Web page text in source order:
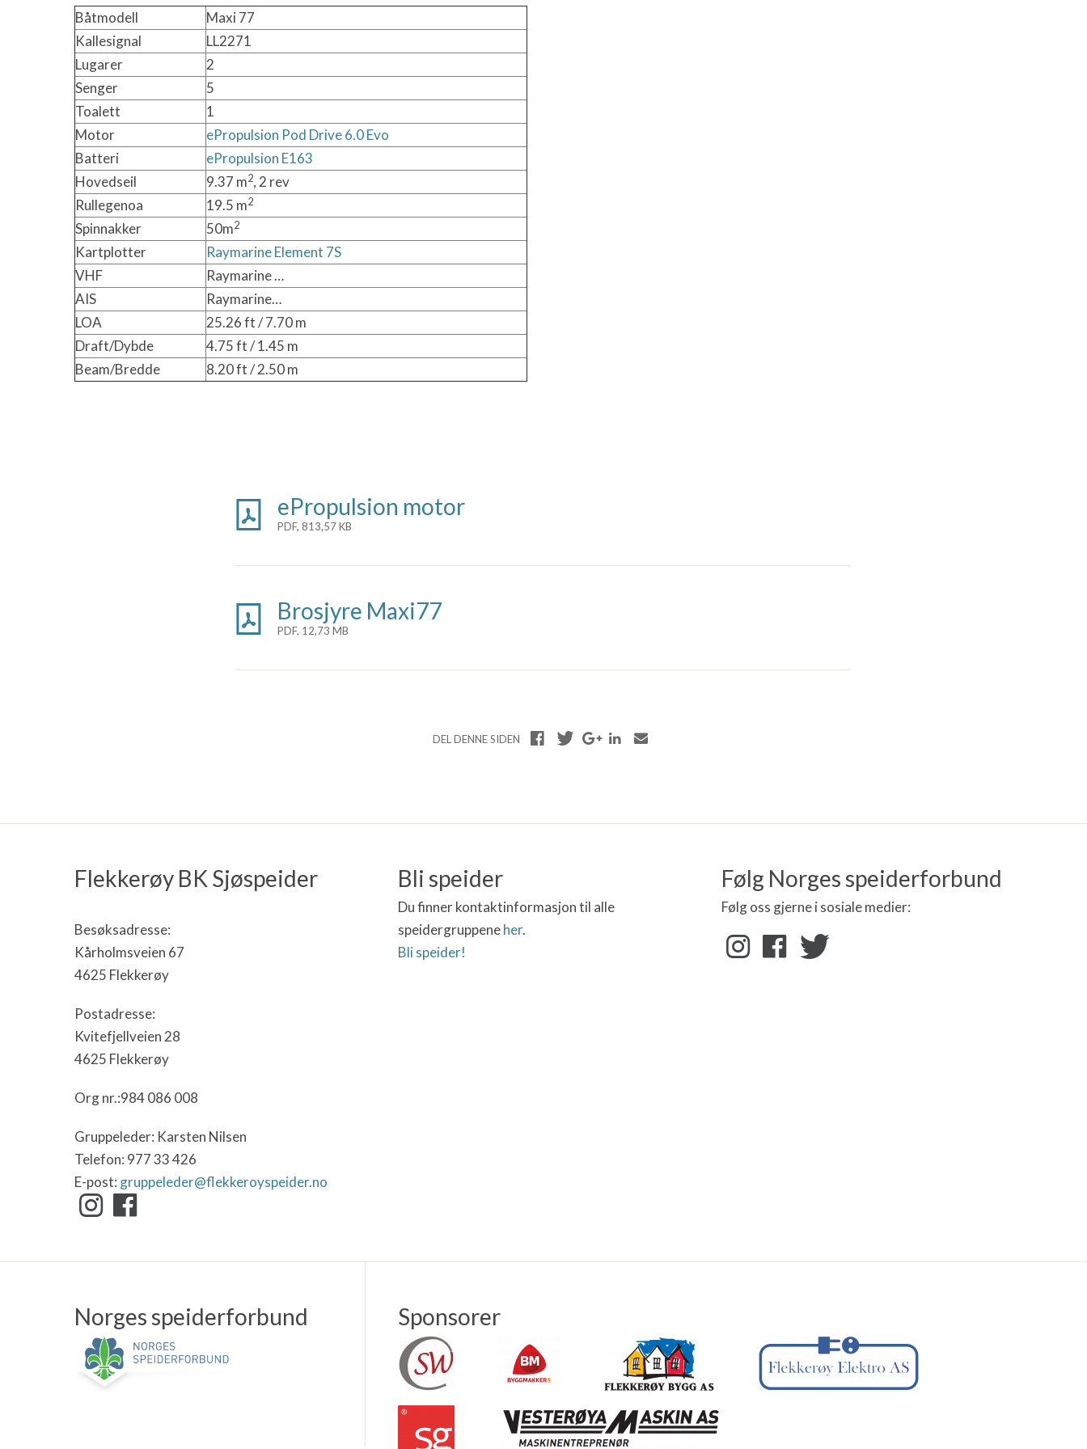
Båtmodell
Maxi 77
Kallesignal
LL2271
Lugarer
2
Senger
5
Toalett
1
Motor
ePropulsion Pod Drive 6.0 Evo
Batteri
ePropulsion E163
Hovedseil
9.37 m2, 2 rev
Rullegenoa
19.5 m2
Spinnakker 50m2
Kartplotter
Raymarine Element 7S
VHF
Raymarine …
AIS
Raymarine…
LOA
25.26 ft / 7.70 m
Draft/Dybde
4.75 ft / 1.45 m
Beam/Bredde
8.20 ft / 2.50 m
ePropulsion motor
PDF, 813,57 KB
Brosjyre Maxi77
PDF, 12,73 MB
DEL DENNE SIDEN
Flekkerøy BK Sjøspeider
Besøksadresse:
Kårholmsveien 67
4625 Flekkerøy
Postadresse:
Kvitefjellveien 28
4625 Flekkerøy
Org nr.:984 086 008
Gruppeleder: Karsten Nilsen
Telefon: 977 33 426
E-post: gruppeleder@flekkeroyspeider.no
Bli speider
Du finner kontaktinformasjon til alle
speidergruppeneher.
Bli speider!
Følg Norges speiderforbund
Følg oss gjerne i sosiale medier:
Norges speiderforbund Sponsorer